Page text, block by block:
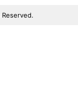
Reserved.